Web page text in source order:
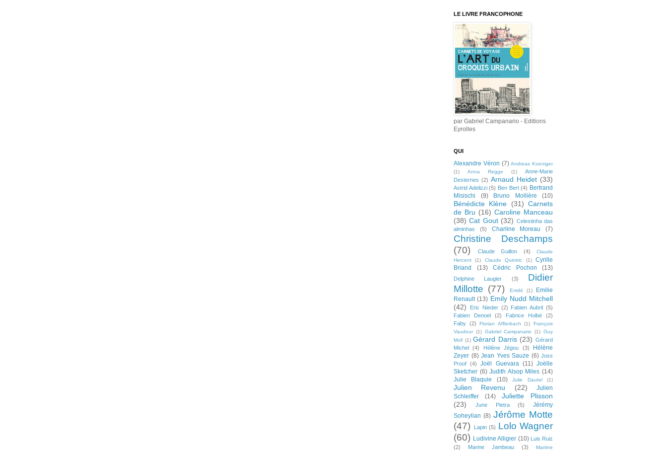
LE LIVRE FRANCOPHONE
par Gabriel Campanario - Editions
Eyrolles
QUI
Alexandre Véron (7) Andreas Koeniger
(1)
Anna Regge (1)
Anne-Marie
Desternes (2) Arnaud Heidet (33)
Astrid Adelizzi (5) Ben Bert (4) Bertrand
Misischi
(9) Bruno Mollière (10)
Bénédicte Klène (31) Carnets
de Bru (16) Caroline Manceau
(38) Cat Gout (32) Celestinha das
alminhas
(5) Charline Moreau (7)
Christine Deschamps
(70)
Claude Guillon (4)
Claude
Hercent
(1) Claude Quintric (1)
Cyrille
Briand
(13) Cédric Pochon (13)
Delphine Laugier (3)
Didier
Millotte (77) Emdé (1)
Emilie
Renault (13) Emily Nudd Mitchell
(42)
Eric Nieder (2) Fabien Aubril (5)
Fabien Denoel
(2) Fabrice Holbé
(2)
Faby (2) Florian Afflerbach (1)
François
Vaudour (1) Gabriel Campanario (1) Guy
Moll (1) Gérard Darris (23) Gérard
Michel
(4) Hélène Jégou (3)
Hélène
Zeyer (8) Jean Yves Sauze (6) Joss
Proof
(4) Joël Guevara (11) Joëlle
Sketcher (6) Judith Alsop Miles (14)
Julie Blaquie
(10) Julie Dautel (1)
Julien Revenu (22)
Julien
Schleiffer
(14)
Juliette Plisson
(23)
June Pietra (5)
Jérémy
Soheylian (8) Jérôme Motte
(47)
Lapin (5) Lolo Wagner
(60) Ludivine Alligier (10) Luis Ruiz
(2)
Marine Jambeau (3) Martine